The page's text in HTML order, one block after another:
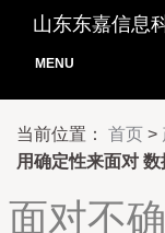
山东东嘉信息
MENU
当前位置： 首页 >
用确定性来面对
面对不